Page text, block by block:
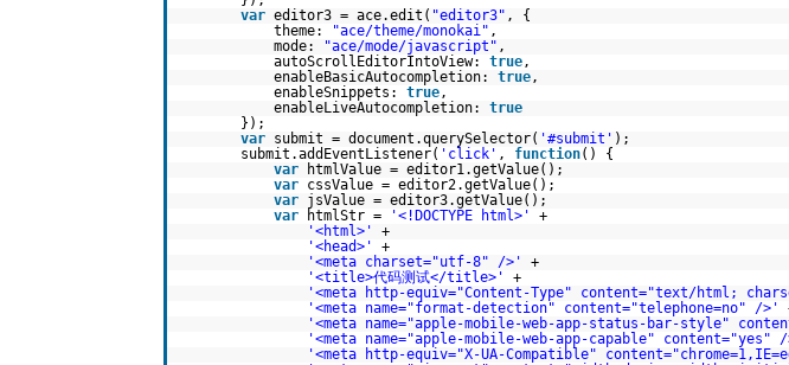
var editor3 = ace.edit( "editor3" , {
theme:
"ace/theme/monokai" ,
mode:
"ace/mode/javascript" ,
autoScrollEditorIntoView: true,
enableBasicAutocompletion: true,
enableSnippets: true,
enableLiveAutocompletion: true
});
var submit = document.querySelector( '#submit' );
submit.addEventListener( 'click' , function() {
var
htmlValue = editor1.getValue();
var cssValue = editor2.getValue();
var jsValue = editor3.getValue();
var
htmlStr = '<!DOCTYPE html>'
+
'<html>'
+
'<head>'
+
'<meta charset="utf-8" />'
+
'<title>代码测试</title>'
+
'<meta http-equiv="Content-Type" content="text/html;
'<meta name="format-detection" content="telephone=no" />'
'<meta name="apple-mobile-web-app-status-bar-style"
'<meta name="apple-mobile-web-app-capable" content="yes"
'<meta http-equiv="X-UA-Compatible"